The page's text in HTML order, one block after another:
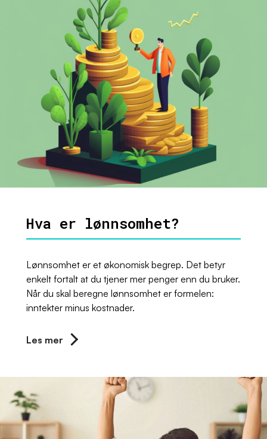
Hva er lønnsomhet?
Lønnsomhet er et økonomisk begrep. Det betyr
enkelt fortalt at du tjener mer penger enn du bruker.
Når du skal beregne lønnsomhet er formelen:
inntekter minus kostnader.
Les mer